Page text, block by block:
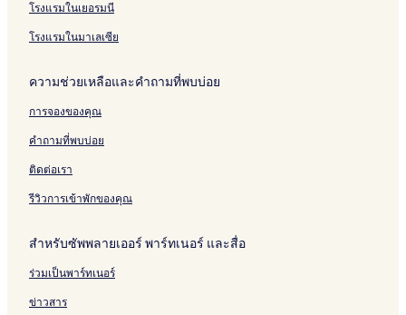
โรงแรมในเยอรมนี
โรงแรมในมาเลเซีย
ความช่วยเหลือและคำถามที่พบบ่อย
การจองของคุณ
คำถามที่พบบ่อย
ติดต่อเรา
รีวิวการเข้าพักของคุณ
สำหรับซัพพลายเออร์ พาร์ทเนอร์ และสื่อ
ร่วมเป็นพาร์ทเนอร์
ข่าวสาร